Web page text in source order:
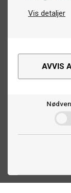
Vis detaljer
AVVIS